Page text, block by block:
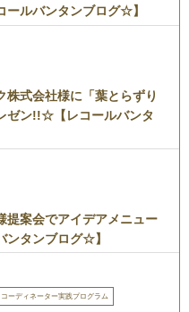
ールバンタンブログ☆】
株式会社様に「葉とらずり
ゼン!!☆【レコールバンタ
提案会でアイデアメニュー
ンタンブログ☆】
コーディネーター実践プログラム